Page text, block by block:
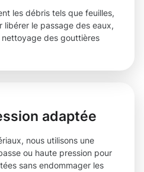
les débris tels que feuilles,
le passage des eaux,
des gouttières
adaptée
nous utilisons une
ou haute pression pour
sans endommager les